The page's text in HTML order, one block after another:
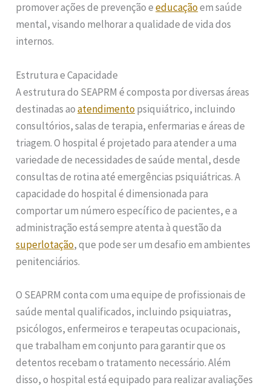
promover ações de prevenção eeducaçãoem saúde
mental, visando melhorar a qualidade de vida dos
internos.
Estrutura e Capacidade
A estrutura do SEAPRM é composta por diversas áreas
destinadas aoatendimentopsiquiátrico, incluindo
consultórios, salas de terapia, enfermarias e áreas de
triagem. O hospital é projetado para atender a uma
variedade de necessidades de saúde mental, desde
consultas de rotina até emergências psiquiátricas. A
capacidade do hospital é dimensionada para
comportar um número específico de pacientes, e a
administração está sempre atenta à questão da
superlotação, que pode ser um desafio em ambientes
penitenciários.
O SEAPRM conta com uma equipe de profissionais de
saúde mental qualificados, incluindo psiquiatras,
psicólogos, enfermeiros e terapeutas ocupacionais,
que trabalham em conjunto para garantir que os
detentos recebam o tratamento necessário. Além
disso, o hospital está equipado para realizar avaliações